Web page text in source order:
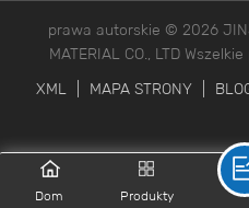
prawa autorskie © 2026
MATERIAL CO., LTD
XML
MAPA STRONY
Dom Produkty